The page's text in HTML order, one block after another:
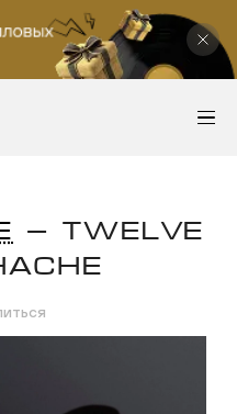
— TWELVE